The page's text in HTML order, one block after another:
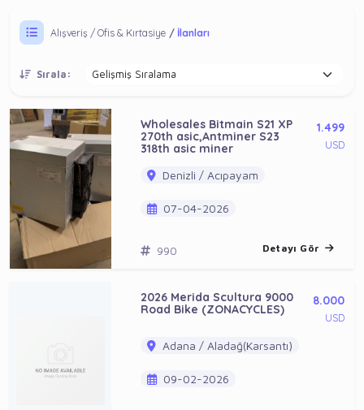
Alışveriş Ofis & Kırtasiye İlanları
Sırala:
Wholesales Bitmain S21 XP
270th asic,Antminer S23
318th asic miner
1.499
USD
Denizli / Acıpayam
07-04-2026
990 Detayı Gör
2026 Merida Scultura 9000
Road Bike (ZONACYCLES)
8.000
USD
Adana / Aladağ(Karsantı)
09-02-2026